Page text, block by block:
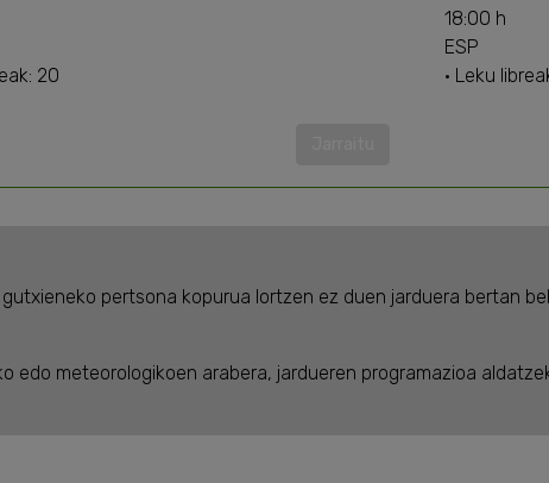
20
18:00 h
ESP
· Leku
gutxieneko pertsona kopurua lortzen ez duen jarduera bertan
edo meteorologikoen arabera, jardueren programazioa